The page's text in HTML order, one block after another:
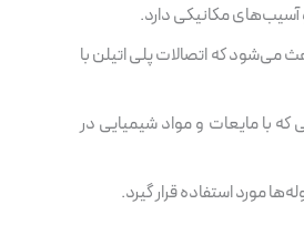
آسیب‌های مکانیکی دارد.
می‌شود که اتصالات پلی اتیلن با
که با مایعات و مواد شیمیایی در
مورد استفاده قرار گیرد.